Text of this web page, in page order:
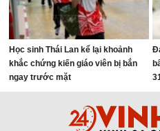
Học sinh Thái Lan kể lại khoảnh
khắc chứng kiến giáo viên bị bắn
ngay trước mặt